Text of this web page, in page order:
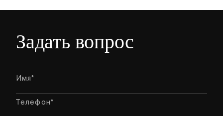
Задать вопрос